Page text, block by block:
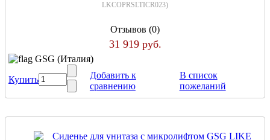
LKCOPRSLTICR023)
Отзывов (0)
31 919 руб.
GSG (Италия)
Купить
Добавить к
сравнению
В список
пожеланий